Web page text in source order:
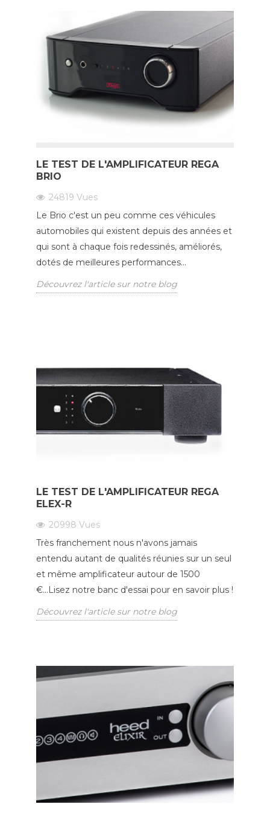
LE TEST DE L'AMPLIFICATEUR REGA
BRIO
24819 Vues
Le Brio c'est un peu comme ces véhicules
automobiles qui existent depuis des années et
qui sont à chaque fois redessinés, améliorés,
dotés de meilleures performances...
Découvrez l'article sur notre blog
LE TEST DE L'AMPLIFICATEUR REGA
ELEX-R
20998 Vues
Très franchement nous n'avons jamais
entendu autant de qualités réunies sur un seul
et même amplificateur autour de 1500
€...Lisez notre banc d'essai pour en savoir plus !
Découvrez l'article sur notre blog